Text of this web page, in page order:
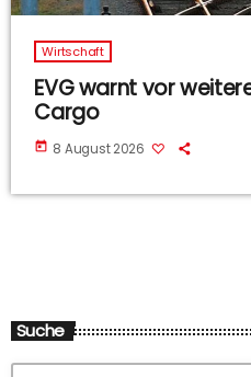
Wirtschaft
EVG warnt vor
Cargo
today 8 August 2026
Suche